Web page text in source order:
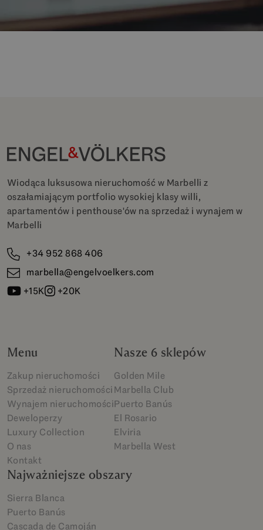
Wiodąca luksusowa nieruchomość w Marbelli z
oszałamiającym portfolio wysokiej klasy willi,
apartamentów i penthouse'ów na sprzedaż i wynajem w
Marbelli
+34 952 868 406
marbella@engelvoelkers.com
+15K
+20K
Menu
Zakup nieruchomości
Sprzedaż nieruchomości
Wynajem nieruchomości
Deweloperzy
Luxury Collection
O nas
Kontakt
Nasze 6 sklepów
Golden Mile
Marbella Club
Puerto Banús
El Rosario
Elviria
Marbella West
Najważniejsze obszary
Sierra Blanca
Puerto Banús
Cascada de Camoján